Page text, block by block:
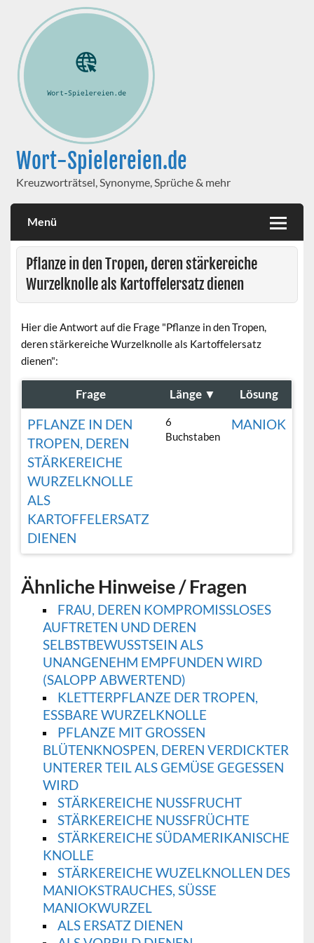
Wort-Spielereien.de
Kreuzworträtsel, Synonyme, Sprüche & mehr
Menü
Pflanze in den Tropen, deren stärkereiche
Wurzelknolle als Kartoffelersatz dienen
Hier die Antwort auf die Frage "Pflanze in den Tropen,
deren stärkereiche Wurzelknolle als Kartoffelersatz
dienen":
Frage Länge ▼ Lösung
PFLANZE IN DEN
TROPEN, DEREN
STÄRKEREICHE
WURZELKNOLLE
ALS
KARTOFFELERSATZ
DIENEN
6
Buchstaben
MANIOK
Ähnliche Hinweise / Fragen
FRAU, DEREN KOMPROMISSLOSES
AUFTRETEN UND DEREN
SELBSTBEWUSSTSEIN ALS
UNANGENEHM EMPFUNDEN WIRD
(SALOPP ABWERTEND)
KLETTERPFLANZE DER TROPEN,
ESSBARE WURZELKNOLLE
PFLANZE MIT GROSSEN B
LÜTENKNOSPEN, DEREN VERDICKTER U
NTERER TEIL ALS GEMÜSE GEGESSEN W
IRD
STÄRKEREICHE NUSSFRUCHT
STÄRKEREICHE NUSSFRÜCHTE
STÄRKEREICHE SÜDAMERIKANISCHE
KNOLLE
STÄRKEREICHE WUZELKNOLLEN DES
MANIOKSTRAUCHES, SÜSSE M
ANIOKWURZEL
ALS ERSATZ DIENEN